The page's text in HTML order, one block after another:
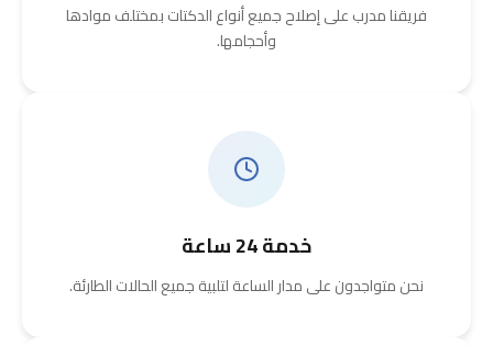
فريقنا مدرب على إصلاح جميع أنواع الدكتات بمختلف موادها
وأحجامها.
خدمة 24 ساعة
نحن متواجدون على مدار الساعة لتلبية جميع الحالات الطارئة.